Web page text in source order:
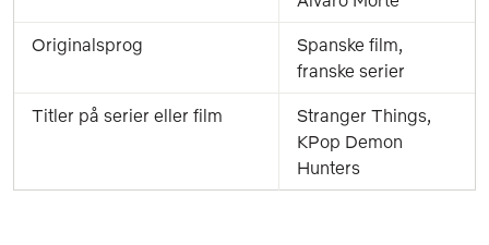
Originalsprog
Spanske film,
franske serier
Titler på serier eller film
Stranger Things,
KPop Demon
Hunters